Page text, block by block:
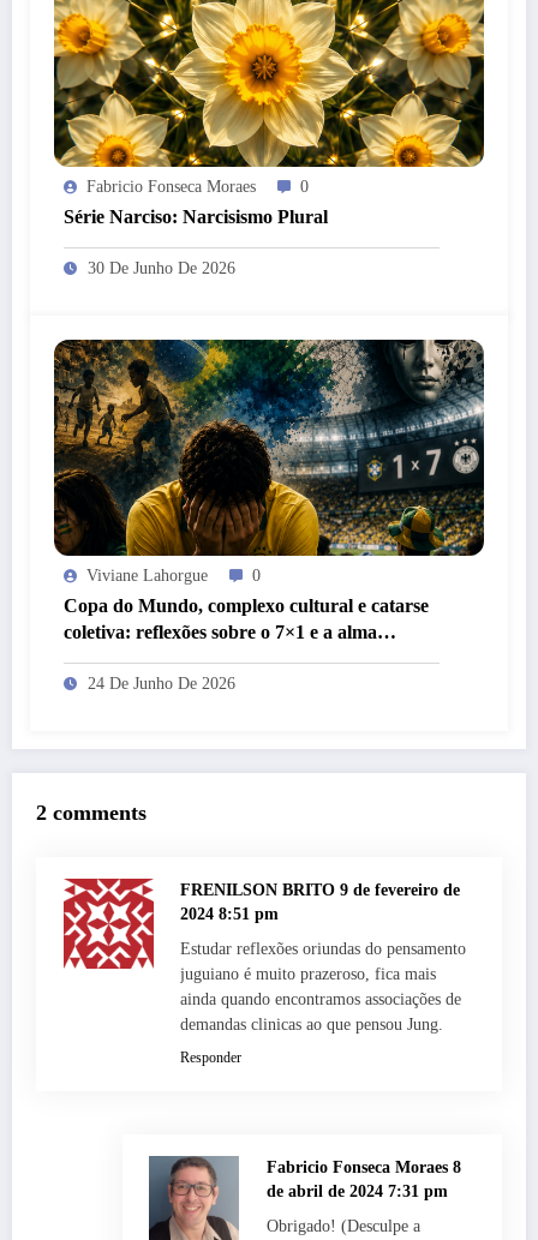
Fabricio Fonseca Moraes 0
Série Narciso: Narcisismo Plural
30 De Junho De 2026
Viviane Lahorgue 0
Copa do Mundo, complexo cultural e catarse
coletiva: reflexões sobre o 7×1 e a alma
brasileira
24 De Junho De 2026
2 comments
FRENILSON BRITO 9 de fevereiro de
2024 8:51 pm
Estudar reflexões oriundas do pensamento
juguiano é muito prazeroso, fica mais
ainda quando encontramos associações de
demandas clinicas ao que pensou Jung.
Responder
Fabricio Fonseca Moraes 8
de abril de 2024 7:31 pm
Obrigado! (Desculpe a